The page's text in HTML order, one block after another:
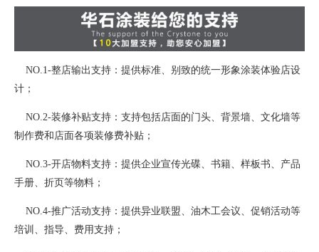
NO.1-整店输出支持：提供标准、别致的统一形象涂装体验店设
计；
NO.2-装修补贴支持：支持包括店面的门头、背景墙、文化墙等
制作费和店面各项装修费补贴；
NO.3-开店物料支持：提供企业宣传光碟、书籍、样板书、产品
手册、折页等物料；
NO.4-推广活动支持：提供异业联盟、油木工会议、促销活动等
培训、指导、费用支持；